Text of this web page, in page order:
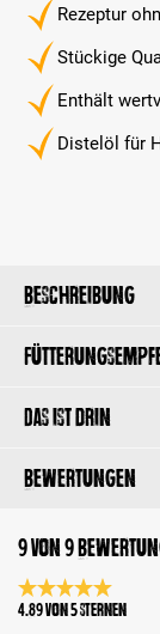
Rezeptur
Stückige
Enthält
Distelöl für
Beschreibung
Das ist drin
Bewertungen
9 von 9
Durchschnittliche
4.89 von 5 Sternen